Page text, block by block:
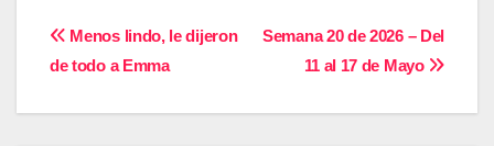
Navegación
Semana 20 de 2026 – Del
11 al 17 de Mayo
Menos lindo, le dijeron
de todo a Emma